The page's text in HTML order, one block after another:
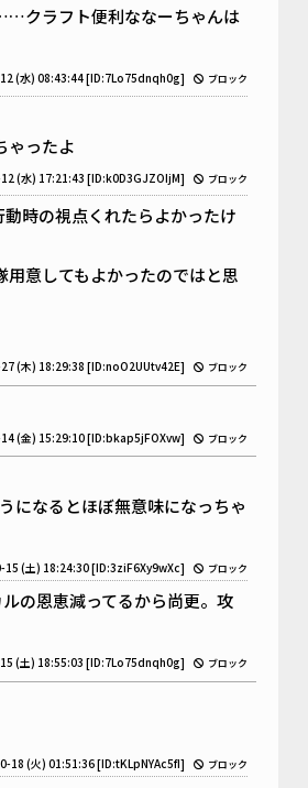
クラフト便利ななーちゃんは
(水) 08:43:44[ID:7Lo75dnqh0g] ブロック
ゃったよ
(水) 17:21:43[ID:k0D3GJZOIjM] ブロック
時の視点くれたらよかったけ
意してもよかったのではと思
(木) 18:29:38[ID:noO2UUtv42E] ブロック
(金) 15:29:10[ID:bkap5jFOXvw] ブロック
になるとほぼ無意味になっちゃ
15 (土) 18:24:30[ID:3ziF6Xy9wXc] ブロック
の恩恵減ってるから尚更。攻
(土) 18:55:03[ID:7Lo75dnqh0g] ブロック
18 (火) 01:51:36[ID:tKLpNYAc5fI] ブロック